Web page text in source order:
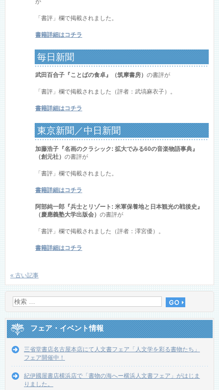
「書評」欄で掲載されました。
書籍詳細はコチラ
毎日新聞
武田百合子『ことばの食卓』（筑摩書房）の書評が
「書評」欄で掲載されました（評者：武塙麻衣子）。
書籍詳細はコチラ
東京新聞／中日新聞
加藤浩子『名画のクラシック: 拡大でみる60の音楽物語事典』
（創元社）の書評が
「書評」欄で掲載されました。
書籍詳細はコチラ
阿部純一郎『兵士とリゾート: 米軍保養地と日本観光の戦後史』
（慶應義塾大学出版会）の書評が
「書評」欄で掲載されました（評者：澤宮優）。
書籍詳細はコチラ
« 古い記事
フェア・イベント情報
三省堂書店名古屋本店にて人文書フェア「人文学を彩る書物たち」
フェア開催中！
紀伊國屋書店横浜店で「書物の海へー横浜人文書フェア」がはじま
りました。